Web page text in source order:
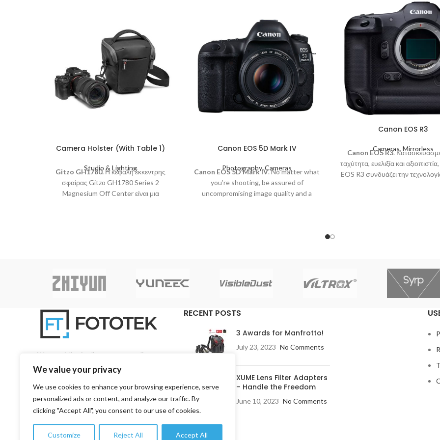
We value your privacy
We use cookies to enhance your browsing experience, serve
personalized ads or content, and analyze our traffic. By
clicking "Accept All", you consent to our use of cookies.
Customize Reject All Accept All
Camera Holster (With Table 1)
Studio & Lighting
Gitzo GH1780. Η κεφαλή έκκεντρης
σφαίρας Gitzo GH1780 Series 2
Magnesium Off Center είναι μια
Canon EOS 5D Mark IV
Photography,Cameras
Canon EOS 5D Mark IV. No matter what
you’re shooting, be assured of
uncompromising image quality and a
Canon EOS R3
Cameras, Mirrorless
Canon EOS R3.
ταχύτητα, ευελιξία και
EOS R3 συνδυάζει την
3 μετά την ταινία
We specialise in all aspects regarding
photography and videography on a pan-Cyprian
3, 1st Road, 4157 Kato Polemidia, Limassol,
Cyprus
Phone: +357 99 753776
RECENT POSTS
3 Awards for Manfrotto!
July 23, 2023 No Comments
XUME Lens Filter Adapters
– Handle the Freedom
June 10, 2023 No Comments